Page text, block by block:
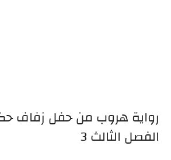
رواية هروب من حفل زفاف
الفصل الثالث 3